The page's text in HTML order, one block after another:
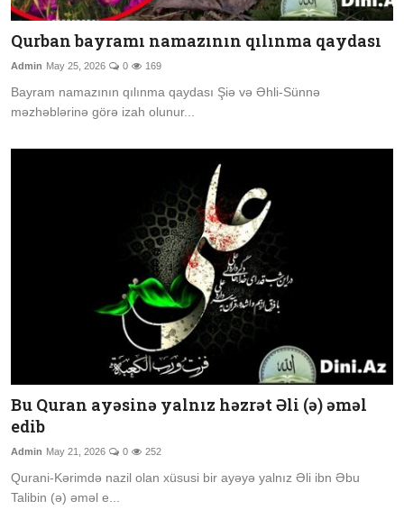
Qurban bayramı namazının qılınma qaydası
Admin May 25, 2026 0 169
Bayram namazının qılınma qaydası Şiə və Əhli-Sünnə
məzhəblərinə görə izah olunur...
Bu Quran ayəsinə yalnız həzrət Əli (ə) əməl
edib
Admin May 21, 2026 0 252
Qurani-Kərimdə nazil olan xüsusi bir ayəyə yalnız Əli ibn Əbu
Talibin (ə) əməl e...